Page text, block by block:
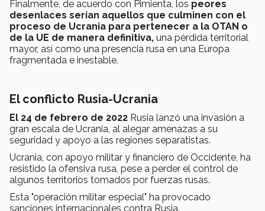
Finalmente, de acuerdo con Pimienta, los peores
desenlaces serían aquellos que culminen con el
proceso de Ucrania para pertenecer a la OTAN o
de la UE de manera definitiva, una pérdida territorial
mayor, así como una presencia rusa en una Europa
fragmentada e inestable.
El conflicto Rusia-Ucrania
El 24 de febrero de 2022 Rusia lanzó una invasión a
gran escala de Ucrania, al alegar amenazas a su
seguridad y apoyo a las regiones separatistas.
Ucrania, con apoyo militar y financiero de Occidente, ha
resistido la ofensiva rusa, pese a perder el control de
algunos territorios tomados por fuerzas rusas.
Esta "operación militar especial" ha provocado
sanciones internacionales contra Rusia.